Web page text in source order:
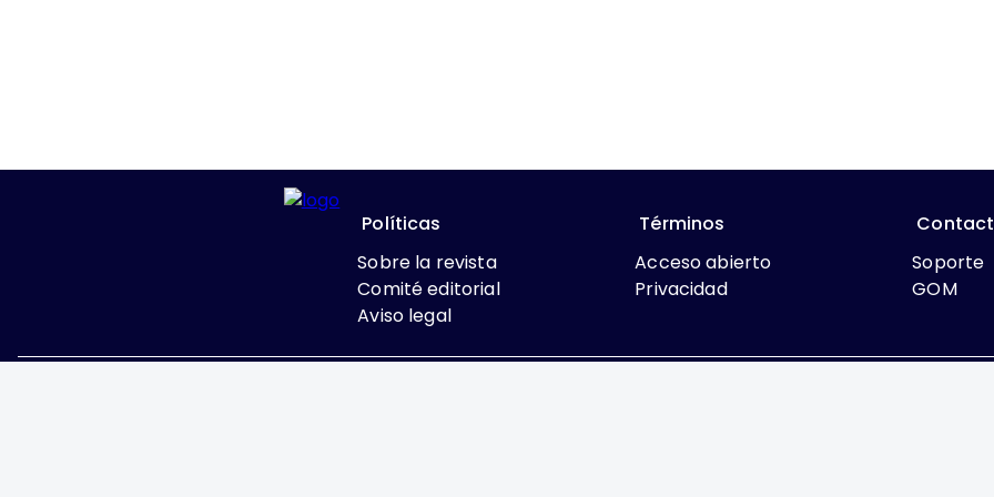
Políticas
Sobre la revista
Comité editorial
Aviso legal
Términos
Acceso abierto
Privacidad
Soporte
GOM